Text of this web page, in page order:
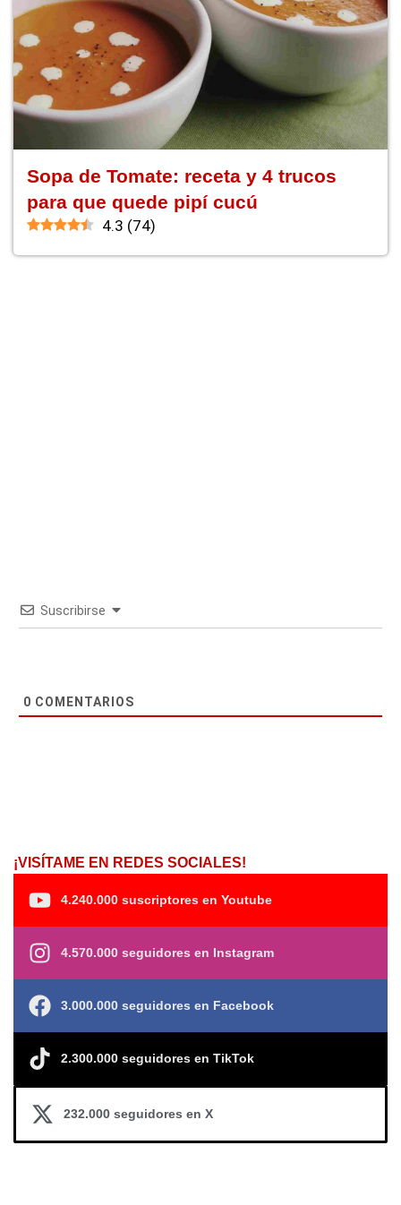
Sopa de Tomate: receta y 4 trucos
para que quede pipí cucú
4.3 (74)
Suscribirse
0 COMENTARIOS
¡VISÍTAME EN REDES SOCIALES!
4.240.000 suscriptores en Youtube
4.570.000 seguidores en Instagram
3.000.000 seguidores en Facebook
2.300.000 seguidores en TikTok
232.000 seguidores en X